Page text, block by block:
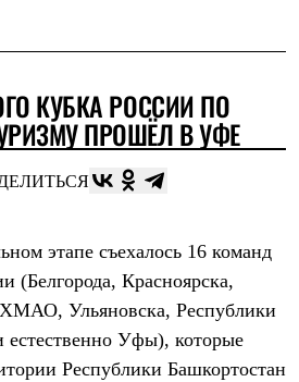
КУБКА РОССИИ ПО
ПРОШЁЛ В УФЕ
этапе съехалось 16 команд
(Белгорода, Красноярска,
Ульяновска, Республики
Уфы), которые
Республики Башкортостан